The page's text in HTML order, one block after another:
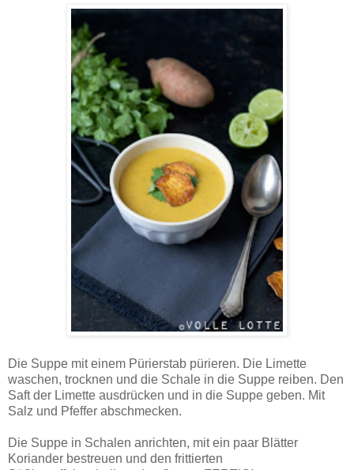
Die Suppe mit einem Pürierstab pürieren. Die Limette
waschen, trocknen und die Schale in die Suppe reiben. Den
Saft der Limette ausdrücken und in die Suppe geben. Mit
Salz und Pfeffer abschmecken.
Die Suppe in Schalen anrichten, mit ein paar Blätter
Koriander bestreuen und den frittierten